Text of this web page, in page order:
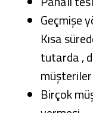
Geçmişe
Kısa
tutarda ,
Birçok